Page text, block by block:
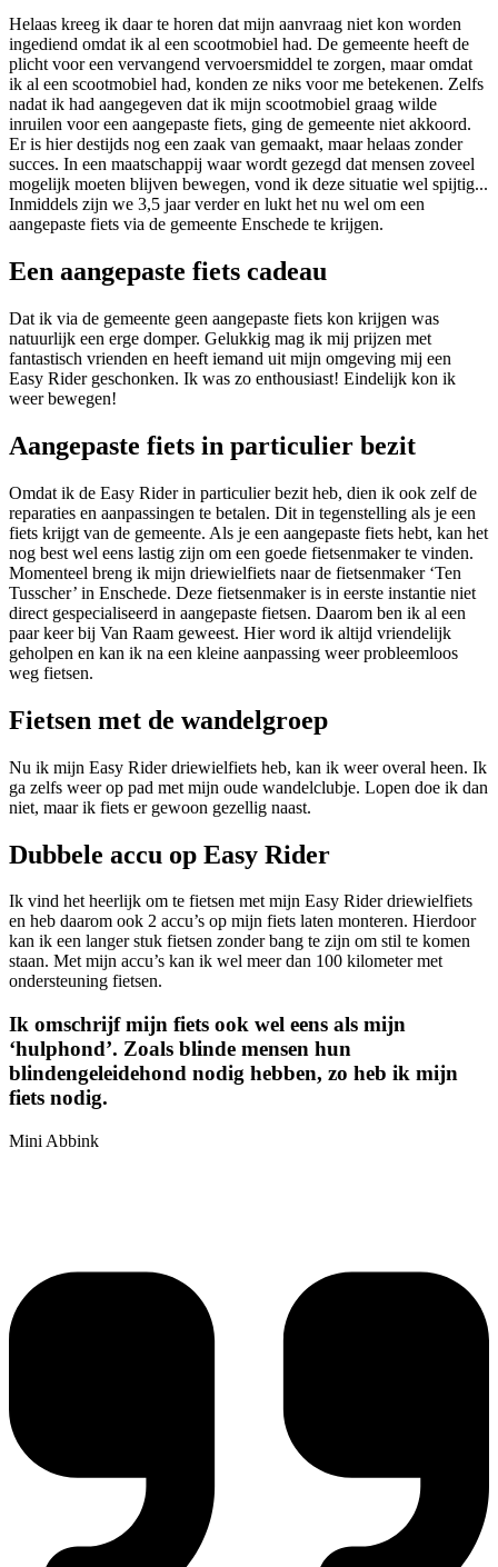
Helaas kreeg ik daar te horen dat mijn aanvraag niet kon worden
ingediend omdat ik al een scootmobiel had. De gemeente heeft de
plicht voor een vervangend vervoersmiddel te zorgen, maar omdat
ik al een scootmobiel had, konden ze niks voor me betekenen. Zelfs
nadat ik had aangegeven dat ik mijn scootmobiel graag wilde
inruilen voor een aangepaste fiets, ging de gemeente niet akkoord.
Er is hier destijds nog een zaak van gemaakt, maar helaas zonder
succes. In een maatschappij waar wordt gezegd dat mensen zoveel
mogelijk moeten blijven bewegen, vond ik deze situatie wel spijtig...
Inmiddels zijn we 3,5 jaar verder en lukt het nu wel om een
aangepaste fiets via de gemeente Enschede te krijgen.
Een aangepaste fiets cadeau
Dat ik via de gemeente geen aangepaste fiets kon krijgen was
natuurlijk een erge domper. Gelukkig mag ik mij prijzen met
fantastisch vrienden en heeft iemand uit mijn omgeving mij een
Easy Rider geschonken. Ik was zo enthousiast! Eindelijk kon ik
weer bewegen!
Aangepaste fiets in particulier bezit
Omdat ik de Easy Rider in particulier bezit heb, dien ik ook zelf de
reparaties en aanpassingen te betalen. Dit in tegenstelling als je een
fiets krijgt van de gemeente. Als je een aangepaste fiets hebt, kan het
nog best wel eens lastig zijn om een goede fietsenmaker te vinden.
Momenteel breng ik mijn driewielfiets naar de fietsenmaker ‘Ten
Tusscher’ in Enschede. Deze fietsenmaker is in eerste instantie niet
direct gespecialiseerd in aangepaste fietsen. Daarom ben ik al een
paar keer bij Van Raam geweest. Hier word ik altijd vriendelijk
geholpen en kan ik na een kleine aanpassing weer probleemloos
weg fietsen.
Fietsen met de wandelgroep
Nu ik mijn Easy Rider driewielfiets heb, kan ik weer overal heen. Ik
ga zelfs weer op pad met mijn oude wandelclubje. Lopen doe ik dan
niet, maar ik fiets er gewoon gezellig naast.
Dubbele accu op Easy Rider
Ik vind het heerlijk om te fietsen met mijn Easy Rider driewielfiets
en heb daarom ook 2 accu’s op mijn fiets laten monteren. Hierdoor
kan ik een langer stuk fietsen zonder bang te zijn om stil te komen
staan. Met mijn accu’s kan ik wel meer dan 100 kilometer met
ondersteuning fietsen.
Ik omschrijf mijn fiets ook wel eens als mijn
‘hulphond’. Zoals blinde mensen hun
blindengeleidehond nodig hebben, zo heb ik mijn
fiets nodig.
Mini Abbink